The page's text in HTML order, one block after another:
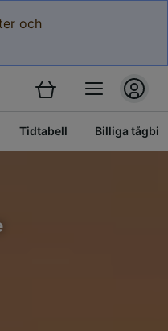
och
Tidtabell Billiga